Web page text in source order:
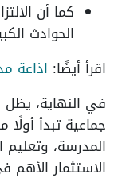
كما أن
الحوادث
اقرأ أيضًا: اذاعة
في النهاية، يظل
جماعية تبدأ
المدرسة،
الاستثمار